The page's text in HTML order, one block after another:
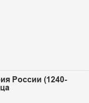
России (1240-